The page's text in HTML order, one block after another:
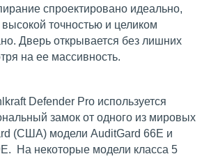
спроектировано идеально,
высокой точностью и целиком
Дверь открывается без лишних
на ее массивность.
Defender Pro используется
замок от одного из мировых
(США) модели AuditGard 66E и
На некоторые модели класса 5